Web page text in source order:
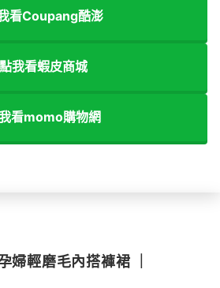
看Coupang酷澎
點我看蝦皮商城
看momo購物網
婦輕磨毛內搭褲裙